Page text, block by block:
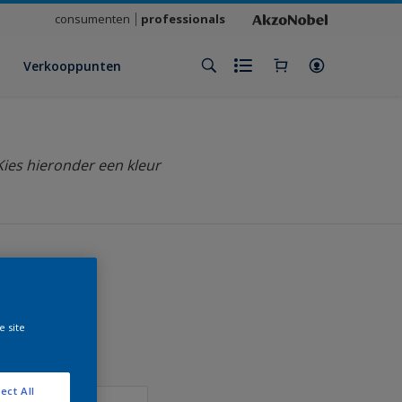
consumenten professionals
Verkooppunten
hieronder een kleur
site
All